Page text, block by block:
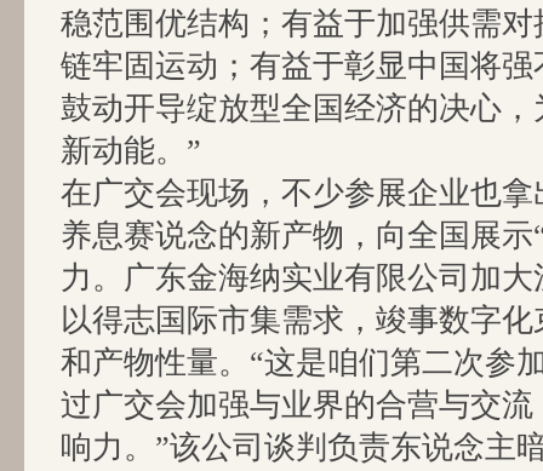
稳范围优结构；有益于加强供需
链牢固运动；有益于彰显中国将
鼓动开导绽放型全国经济的决心
新动能。”
在广交会现场，不少参展企业也
养息赛说念的新产物，向全国展示
力。广东金海纳实业有限公司加
以得志国际市集需求，竣事数字
和产物性量。“这是咱们第二次参
过广交会加强与业界的合营与交
响力。”该公司谈判负责东说念主